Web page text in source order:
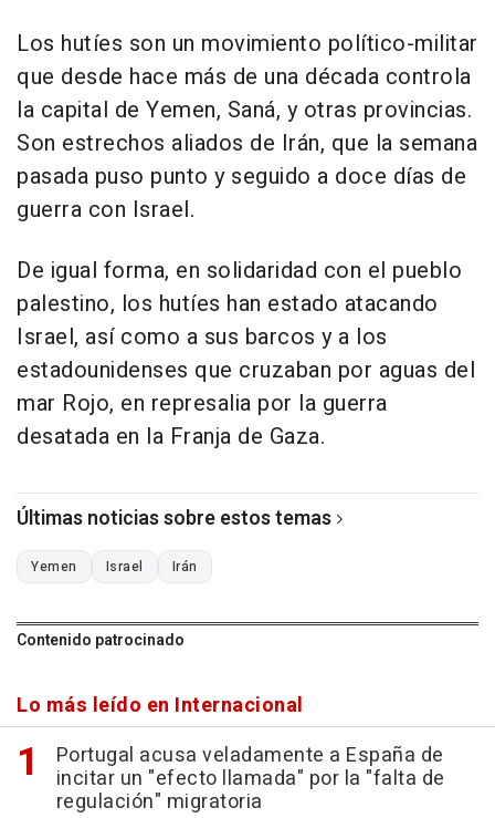
Los hutíes son un movimiento político-militar
que desde hace más de una década controla
la capital de Yemen, Saná, y otras provincias.
Son estrechos aliados de Irán, que la semana
pasada puso punto y seguido a doce días de
guerra con Israel.
De igual forma, en solidaridad con el pueblo
palestino, los hutíes han estado atacando
Israel, así como a sus barcos y a los
estadounidenses que cruzaban por aguas del
mar Rojo, en represalia por la guerra
desatada en la Franja de Gaza.
Últimas noticias sobre estos temas
Yemen Israel Irán
Contenido patrocinado
Lo más leído en Internacional
Portugal acusa veladamente a España de
incitar un "efecto llamada" por la "falta de
regulación" migratoria